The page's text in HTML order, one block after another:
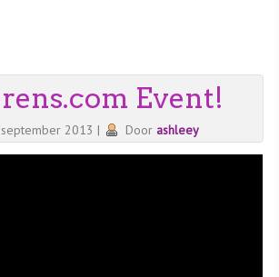
Event!
2013 | Door ashleey